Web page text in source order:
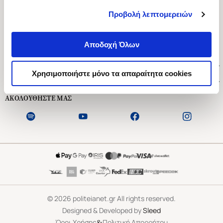
Προβολή λεπτομερειών
Αποδοχή Όλων
Χρησιμοποιήστε μόνο τα απαραίτητα cookies
Ασκληπιού 1-3, Αθήνα 106 79
Δευτέρα - Παρασκευή 09:00-21:00
Εξυπηρέτηση Πελατών
ΑΚΟΛΟΥΘΗΣΤΕ ΜΑΣ
©2026 politeianet.gr All rights reserved.
Designed & Developed bySleed